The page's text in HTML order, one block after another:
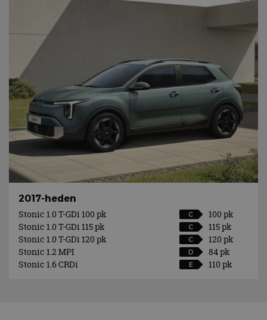
2017-heden
Stonic 1.0 T-GDi 100 pk
C
100 pk
Stonic 1.0 T-GDi 115 pk
C
115 pk
Stonic 1.0 T-GDi 120 pk
C
120 pk
Stonic 1.2 MPI
D
84 pk
Stonic 1.6 CRDi
E 110 pk